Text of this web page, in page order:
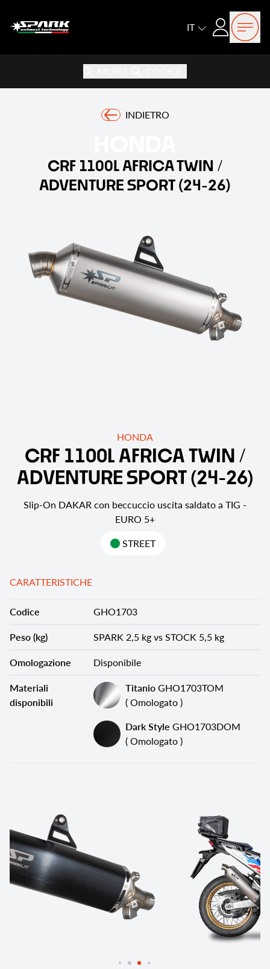
IT Login
INDIETRO
CRF 1100L AFRICA TWIN /
ADVENTURE SPORT (24-26)
HONDA
CRF 1100L AFRICATWIN /
ADVENTURESPORT (24-26)
Slip-On DAKAR con beccuccio uscita saldato a TIG -
EURO 5+
STREET
CARATTERISTICHE
Codice
GHO1703
Peso (kg)
SPARK 2,5 kg vs STOCK 5,5 kg
Omologazione
Disponibile
Materiali
disponibili
TitanioGHO1703TOM
( Omologato )
Dark Style GHO1703DOM
( Omologato )